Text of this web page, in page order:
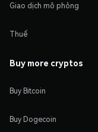
Giao dịch mô phỏng
Thuế
Buy more cryptos
Buy Bitcoin
Buy Dogecoin